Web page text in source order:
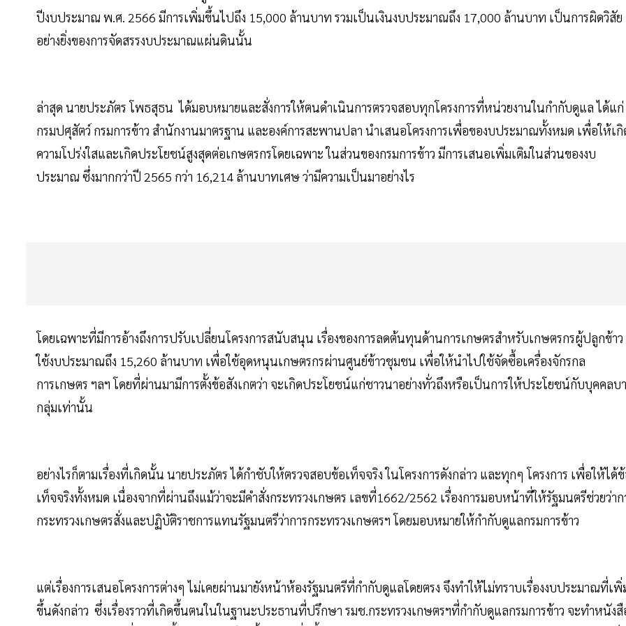
ปีงบประมาณ พ.ศ. 2566 มีการเพิ่มขึ้นไปถึง 15,000 ล้านบาท รวมเป็นเงินงบประมาณถึง 17,000 ล้านบาท เป็นการผิดวิสัย
อย่างยิ่งของการจัดสรรงบประมาณแผ่นดินนั้น
ล่าสุด นายประภัตร โพธสุธน ได้มอบหมายและสั่งการให้ตนดำเนินการตรวจสอบทุกโครงการที่หน่วยงานในกำกับดูแล ได้แก่
กรมปศุสัตว์ กรมการข้าว สำนักงานมาตรฐาน และองค์การสะพานปลา นำเสนอโครงการเพื่อของบประมาณทั้งหมด เพื่อให้เ
ความโปร่งใสและเกิดประโยชน์สูงสุดต่อเกษตรกรโดยเฉพาะ ในส่วนของกรมการข้าว มีการเสนอเพิ่มเติมในส่วนของงบ
ประมาณ ซึ่งมากกว่าปี 2565 กว่า 16,214 ล้านบาทเศษ ว่ามีความเป็นมาอย่างไร
โดยเฉพาะที่มีการอ้างถึงการปรับเปลี่ยนโครงการสนับสนุน เรื่องของการลดต้นทุนด้านการเกษตรสำหรับเกษตรกรผู้ปลูกข้า
ใช้งบประมาณถึง 15,260 ล้านบาท เพื่อใช้อุดหนุนเกษตรกรผ่านศูนย์ข้าวชุมชน เพื่อให้นำไปใช้จัดซื้อเครื่องจักรกล
การเกษตร ฯลฯ โดยที่ผ่านมามีการตั้งข้อสังเกตว่า จะเกิดประโยชน์แก่ชาวนาอย่างทั่วถึงหรือเป็นการให้ประโยชน์กับบุคคลบ
กลุ่มเท่านั้น
อย่างไรก็ตามเรื่องที่เกิดนั้น นายประภัตร ได้กำชับให้ตรวจสอบข้อเท็จจริง ในโครงการดังกล่าว และทุกๆ โครงการ เพื่อให้ได้
เท็จจริงทั้งหมด เนื่องจากที่ผ่านถึงแม้ว่าจะมีคำสั่งกระทรวงเกษตร เลขที่1662/2562 เรื่องการมอบหน้าที่ให้รัฐมนตรีช่วยว่าก
กระทรวงเกษตรสั่งและปฏิบัติราชการแทนรัฐมนตรีว่าการกระทรวงเกษตรฯ โดยมอบหมายให้กำกับดูแลกรมการข้าว
แต่เรื่องการเสนอโครงการต่างๆ ไม่เคยผ่านมายังหน้าห้องรัฐมนตรีที่กำกับดูแลโดยตรง จึงทำให้ไม่ทราบเรื่องงบประมาณที่เพิ่
ขึ้นดังกล่าว ซึ่งเรื่องราวที่เกิดขึ้นตนในในฐานะประธานที่ปรึกษา รมช.กระทรวงเกษตรฯที่กำกับดูแลกรมการข้าว จะทำหนัง